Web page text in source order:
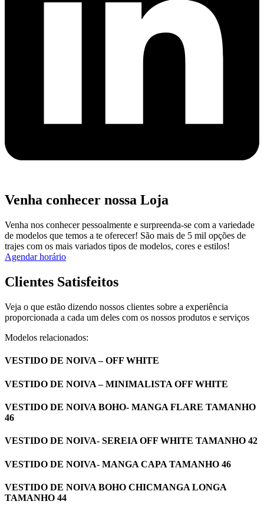
Venha conhecer nossa Loja
Venha nos conhecer pessoalmente e surpreenda-se com a variedade
de modelos que temos a te oferecer! São mais de 5 mil opções de
trajes com os mais variados tipos de modelos, cores e estilos!
Agendar horário
Clientes Satisfeitos
Veja o que estão dizendo nossos clientes sobre a experiência
proporcionada a cada um deles com os nossos produtos e serviços
Modelos relacionados:
VESTIDO DE NOIVA – OFF WHITE
VESTIDO DE NOIVA – MINIMALISTA OFF WHITE
VESTIDO DE NOIVA BOHO- MANGA FLARE TAMANHO
46
VESTIDO DE NOIVA- SEREIA OFF WHITE TAMANHO 42
VESTIDO DE NOIVA- MANGA CAPA TAMANHO 46
VESTIDO DE NOIVA BOHO CHICMANGA LONGA
TAMANHO 44